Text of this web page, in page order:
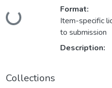
Loading...
Format:
Item-specific
to submission
Description:
Collections